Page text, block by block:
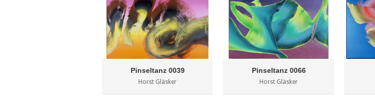
Pinseltanz 0039
Horst Gläsker
Pinseltanz 0066
Horst Gläsker